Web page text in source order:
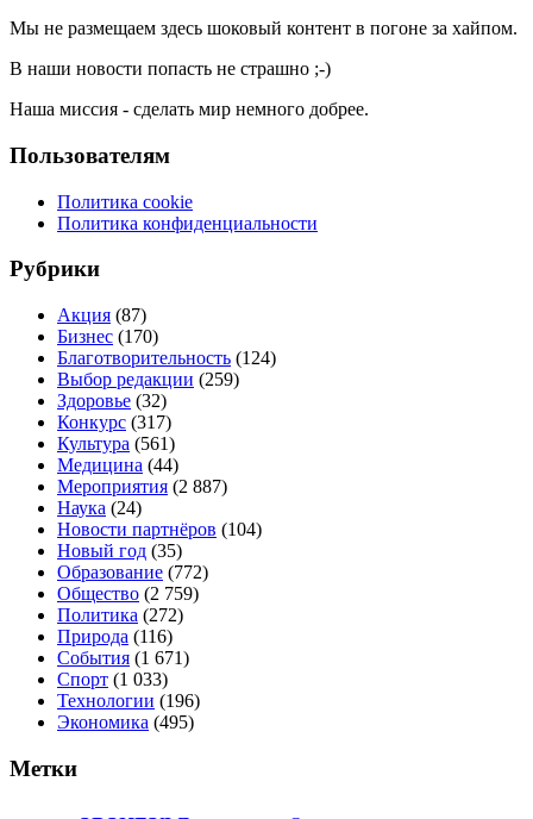
Мы не размещаем здесь шоковый контент в погоне за хайпом.
В наши новости попасть не страшно ;-)
Наша миссия - сделать мир немного добрее.
Пользователям
Политика cookie
Политика конфиденциальности
Рубрики
Акция (87)
Бизнес (170)
Благотворительность (124)
Выбор редакции (259)
Здоровье (32)
Конкурс (317)
Культура (561)
Медицина (44)
Мероприятия (2 887)
Наука (24)
Новости партнёров (104)
Новый год (35)
Образование (772)
Общество (2 759)
Политика (272)
Природа (116)
События (1 671)
Спорт (1 033)
Технологии (196)
Экономика (495)
Метки